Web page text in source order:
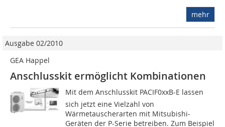
mehr
Ausgabe 02/2010
GEA Happel
Anschlusskit ermöglicht Kombinationen
Mit dem Anschlusskit PACIF0xxB-E lassen
sich jetzt eine Vielzahl von
Wärmetauscherarten mit Mitsubishi-
Geräten der P-Serie betreiben. Zum Beispiel